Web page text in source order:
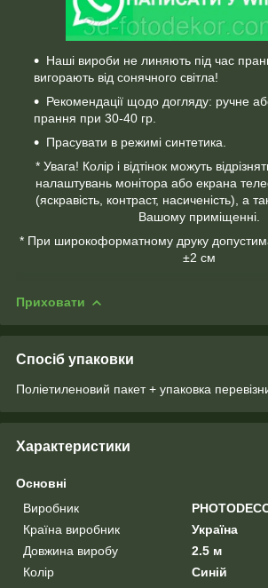
Наші вироби не линяють під час
вигорають від сонячного світла!
Рекомендації щодо догляду: ручне
прання при 30-40 гр.
Прасувати в режимі синтетика.
* Увага! Колір і відтінок можуть
налаштувань монітора або екрана
(яскравість, контраст, насиченість), а
Вашому приміщенні.
* При широкоформатному друку
±2 см
Приховати
Спосіб упаковки
Поліетиленовий пакет + упаковка
Характеристики
Основні
Виробник
Країна виробник
Україна
Довжина виробу
2.5 м
Колір
Синій